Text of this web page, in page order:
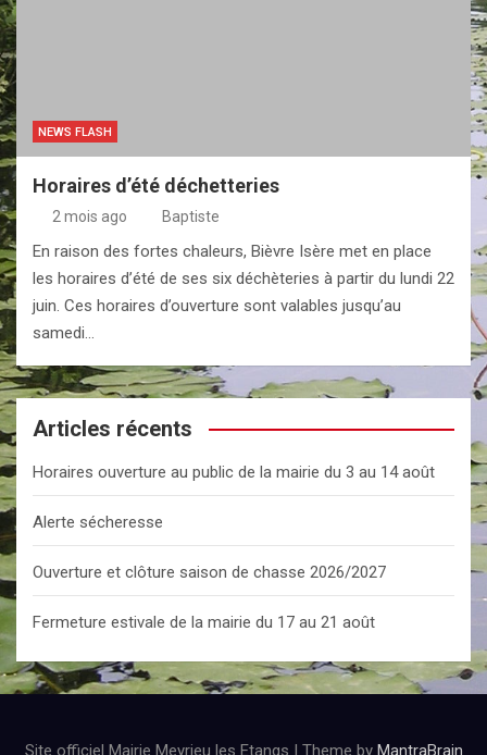
NEWS FLASH
Horaires d’été déchetteries
2 mois ago Baptiste
En raison des fortes chaleurs, Bièvre Isère met en place
les horaires d’été de ses six déchèteries à partir du lundi 22
juin. Ces horaires d’ouverture sont valables jusqu’au
samedi…
Articles récents
Horaires ouverture au public de la mairie du 3 au 14 août
Alerte sécheresse
Ouverture et clôture saison de chasse 2026/2027
Fermeture estivale de la mairie du 17 au 21 août
Site officiel Mairie Meyrieu les Etangs | Theme by MantraBrain